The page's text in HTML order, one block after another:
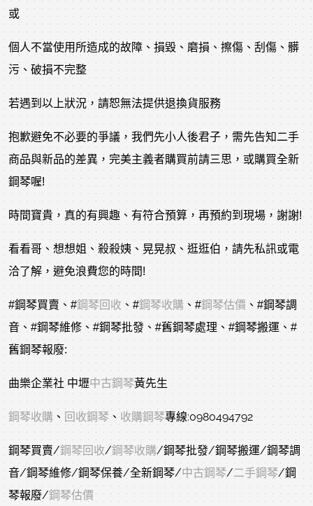
或
個人不當使用所造成的故障、損毀、磨損、擦傷、刮傷、髒
污、破損不完整
若遇到以上狀況，請恕無法提供退換貨服務
抱歉避免不必要的爭議，我們先小人後君子，需先告知二手
商品與新品的差異，完美主義者購買前請三思，或購買全新
鋼琴喔!
時間寶貴，真的有興趣、有符合預算，再預約到現場，謝謝!
看看哥、想想姐、殺殺姨、晃晃叔、逛逛伯，請先私訊或電
洽了解，避免浪費您的時間!
#鋼琴買賣 、 #鋼琴回收 、 #鋼琴收購 、 #鋼琴估價 、 #鋼琴調
音 、 #鋼琴維修 、 #鋼琴批發 、 #舊鋼琴處理、#鋼琴搬運、#
舊鋼琴報廢:
曲樂企業社 中壢中古鋼琴黃先生
鋼琴收購 、 回收鋼琴、收購鋼琴專線:0980494792
鋼琴買賣/鋼琴回收/鋼琴收購/鋼琴批發/鋼琴搬運/鋼琴調
音/鋼琴維修/鋼琴保養/全新鋼琴/中古鋼琴/二手鋼琴/鋼
琴報廢/鋼琴估價